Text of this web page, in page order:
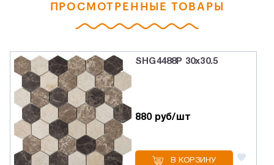
ПРОСМОТРЕННЫЕ ТОВАРЫ
SHG4488P 30х30.5
880 руб/шт
В КОРЗИНУ